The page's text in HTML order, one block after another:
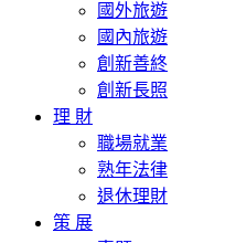
國外旅遊
國內旅遊
創新善終
創新長照
理 財
職場就業
熟年法律
退休理財
策 展